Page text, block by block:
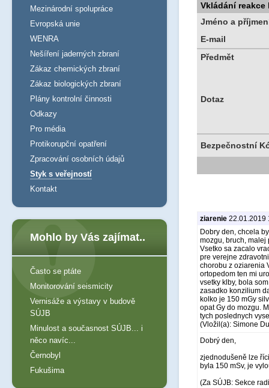
Vkládání reakce
Jméno a
E-mail
Předmět
Dotaz
Bezpečnostní
ziarenie 22.01.2019
Dobry den, chcela
mozgu, bruch, malej
Vsetko sa zacalo
pre verejne
chorobu z oziarenia
ortopedom ten mi
vsetky klby, bola
zasadko konzilium
kolko je 150 mGy
opat Gy do mozgu.
tych poslednych
(Vložil(a): Simone
Dobrý den,
zjednodušeně lze
byla 150 mSv, je
(Za SÚJB: Sekce
Mezinárodní spolupráce
Evropská unie
WENRA
Nešíření jaderných zbraní
Zákaz chemických zbraní
Zákaz biologických zbraní
Plány kontrolní činnosti
Odkazy
Pro média
Protikorupční opatření
Zpracování osobních údajů
Styk s veřejností
Kontakt
Mohlo by Vás zajímat..
Často se ptáte
Monitorování seismicity
Vernisáže a výstavy v budově
SÚJB
Minulost a současnost SÚJB... i
něco navíc...
Černobyl
Fukušima